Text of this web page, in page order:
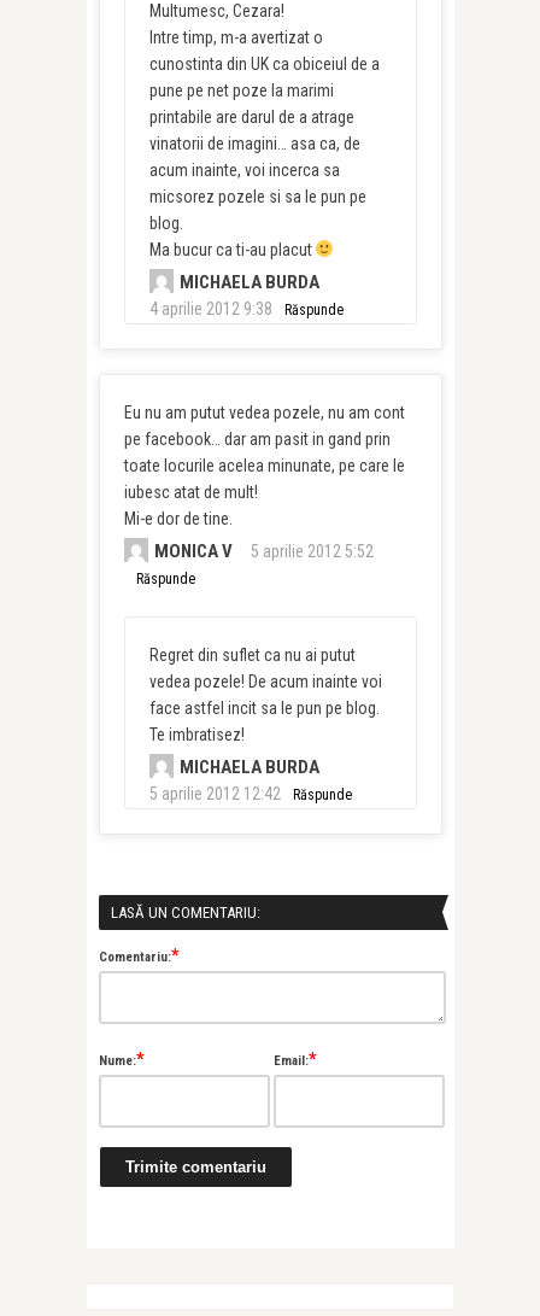
Multumesc, Cezara!
Intre timp, m-a avertizat o
cunostinta din UK ca obiceiul de a
pune pe net poze la marimi
printabile are darul de a atrage
vinatorii de imagini… asa ca, de
acum inainte, voi incerca sa
micsorez pozele si sa le pun pe
blog.
Ma bucur ca ti-au placut
MICHAELA BURDA
4 aprilie 2012 9:38 Răspunde
Eu nu am putut vedea pozele, nu am cont
pe facebook… dar am pasit in gand prin
toate locurile acelea minunate, pe care le
iubesc atat de mult!
Mi-e dor de tine.
MONICA V 5 aprilie 2012 5:52
Răspunde
Regret din suflet ca nu ai putut
vedea pozele! De acum inainte voi
face astfel incit sa le pun pe blog.
Te imbratisez!
MICHAELA BURDA
5 aprilie 2012 12:42 Răspunde
LASĂ UN COMENTARIU:
Comentariu:*
Nume:* Email:*